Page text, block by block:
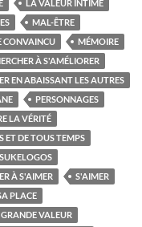
LA VALEUR INTIME
MAL-ÊTRE
CONVAINCU
MÉMOIRE
À S'AMÉLIORER
EN ABAISSANT LES AUTRES
PERSONNAGES
LA VÉRITÉ
ET DE TOUS TEMPS
À S'AIMER
S'AIMER
PLACE
VALEUR